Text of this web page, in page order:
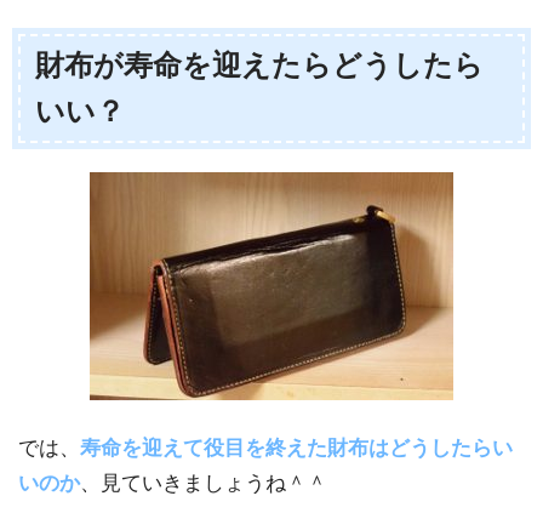
財布が寿命を迎えたらどうしたら
いい？
では、 寿命を迎えて役目を終えた財布はどうしたらい
いのか、見ていきましょうね＾＾